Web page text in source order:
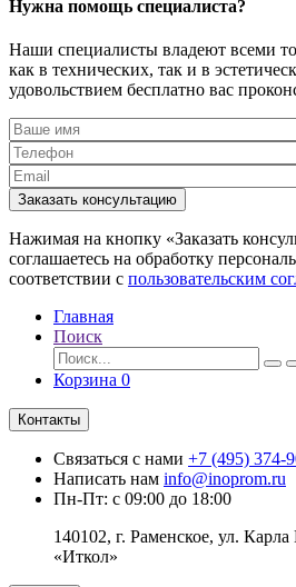
Нужна помощь специалиста?
Наши специалисты владеют всеми
как в технических, так и в
удовольствием бесплатно вас
Заказать консультацию
Нажимая на кнопку «Заказать
соглашаетесь на обработку
соответствии с пользовательским
Главная
Поиск
Корзина 0
Контакты
Связаться с нами +7 (495) 374-
Написать нам info@inoprom.ru
Пн-Пт: с 09:00 до 18:00
140102, г. Раменское, ул.
«Иткол»